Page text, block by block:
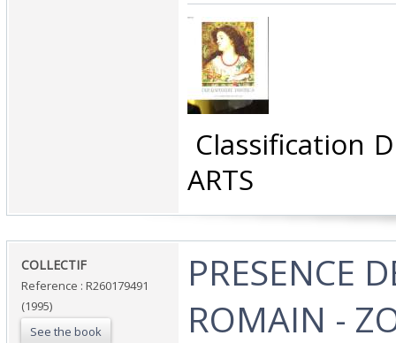
Classification
ARTS‎
‎COLLECTIF‎
Reference : R260179491
(1995)
See the book
‎PRESENCE
ROMAIN -